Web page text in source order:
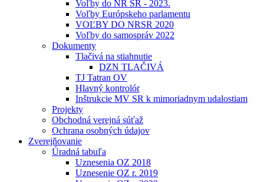
Voľby do NR SR - 2023.
Voľby Európskeho parlamentu
VOĽBY DO NRSR 2020
Voľby do samospráv 2022
Dokumenty
Tlačivá na stiahnutie
DZN TLAČIVÁ
TJ Tatran OV
Hlavný kontrolór
Inštrukcie MV SR k mimoriadnym udalostiam
Projekty
Obchodná verejná súťaž
Ochrana osobných údajov
Zverejňovanie
Úradná tabuľa
Uznesenia OZ 2018
Uznesenie OZ r. 2019